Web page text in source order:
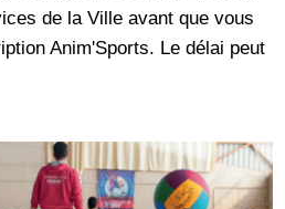
de la Ville avant que vous
Anim'Sports. Le délai peut